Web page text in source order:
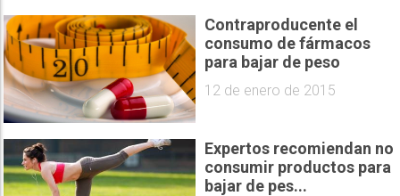
Contraproducente el
consumo de fármacos
para bajar de peso
12 de enero de 2015
Expertos recomiendan no
consumir productos para
bajar de pes...